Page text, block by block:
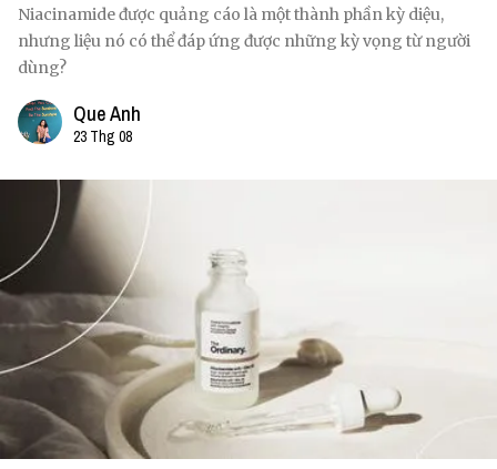
Niacinamide được quảng cáo là một thành phần kỳ diệu,
nhưng liệu nó có thể đáp ứng được những kỳ vọng từ người
dùng?
Que Anh
23 Thg 08